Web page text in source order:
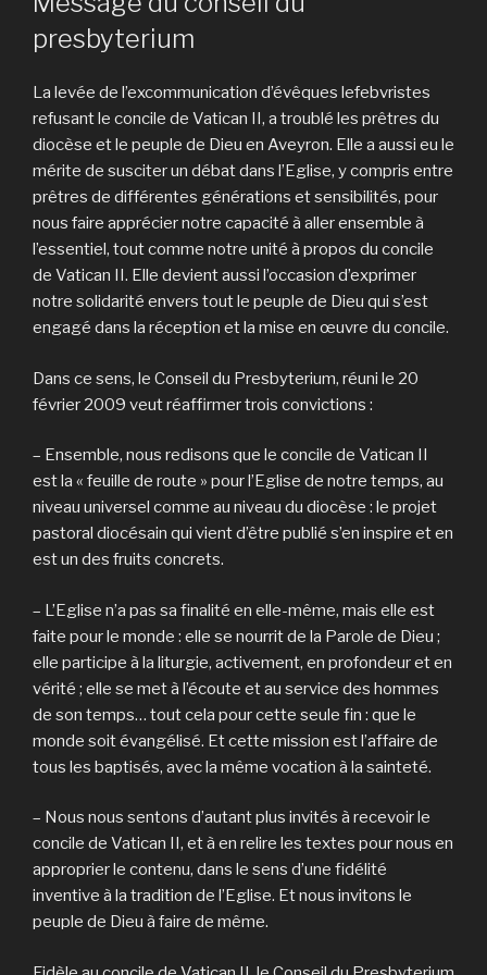
presbyterium
La levée de l’excommunication d’évêques lefebvristes
refusant le concile de Vatican II, a troublé les prêtres du
diocèse et le peuple de Dieu en Aveyron. Elle a aussi eu le
mérite de susciter un débat dans l’Eglise, y compris entre
prêtres de différentes générations et sensibilités, pour
nous faire apprécier notre capacité à aller ensemble à
l’essentiel, tout comme notre unité à propos du concile
de Vatican II. Elle devient aussi l’occasion d’exprimer
notre solidarité envers tout le peuple de Dieu qui s’est
engagé dans la réception et la mise en œuvre du concile.
Dans ce sens, le Conseil du Presbyterium, réuni le 20
février 2009 veut réaffirmer trois convictions :
– Ensemble, nous redisons que le concile de Vatican II
est la « feuille de route » pour l’Eglise de notre temps, au
niveau universel comme au niveau du diocèse : le projet
pastoral diocésain qui vient d’être publié s’en inspire et en
est un des fruits concrets.
– L’Eglise n’a pas sa finalité en elle-même, mais elle est
faite pour le monde : elle se nourrit de la Parole de Dieu ;
elle participe à la liturgie, activement, en profondeur et en
vérité ; elle se met à l’écoute et au service des hommes
de son temps… tout cela pour cette seule fin : que le
monde soit évangélisé. Et cette mission est l’affaire de
tous les baptisés, avec la même vocation à la sainteté.
– Nous nous sentons d’autant plus invités à recevoir le
concile de Vatican II, et à en relire les textes pour nous en
approprier le contenu, dans le sens d’une fidélité
inventive à la tradition de l’Eglise. Et nous invitons le
peuple de Dieu à faire de même.